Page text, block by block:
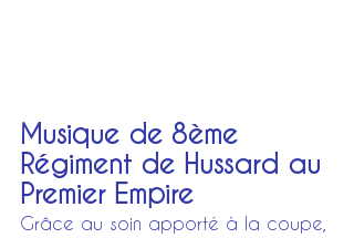
Musique de 8ème
Régiment de Hussard au
Premier Empire
Grâce au soin apporté à la coupe,